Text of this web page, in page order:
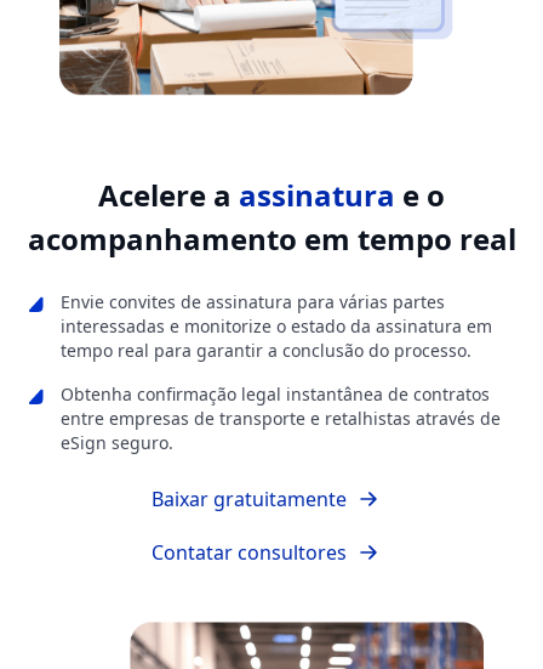
Acelere a assinatura e o
acompanhamento em tempo real
Envie convites de assinatura para várias partes
interessadas e monitorize o estado da assinatura em
tempo real para garantir a conclusão do processo.
Obtenha confirmação legal instantânea de contratos
entre empresas de transporte e retalhistas através de
eSign seguro.
Baixar gratuitamente
Contatar consultores